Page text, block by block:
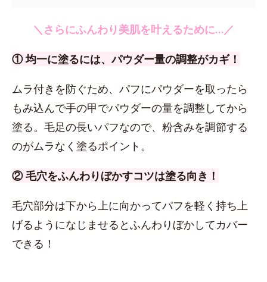
＼さらにふんわり美肌を叶えるために…／
① 均一に塗るには、パウダー量の調整がカギ！
ムラ付きを防ぐため、パフにパウダーを取ったら
もみ込んで手の甲でパウダーの量を調整してから
塗る。毛足の長いパフなので、粉含みを調節する
のがムラなく塗るポイント。
② 毛穴をふんわりぼかすコツは塗る向き！
毛穴部分は下から上に向かってパフを軽く持ち上
げるようになじませるとふんわりぼかしてカバー
できる！